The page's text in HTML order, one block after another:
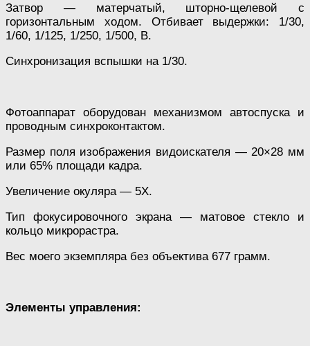
Затвор — матерчатый, шторно-щелевой с
горизонтальным ходом. Отбивает выдержки: 1/30,
1/60, 1/125, 1/250, 1/500, В.
Синхронизация вспышки на 1/30.
Фотоаппарат оборудован механизмом автоспуска и
проводным синхроконтактом.
Размер поля изображения видоискателя — 20×28 мм
или 65% площади кадра.
Увеличение окуляра — 5Х.
Тип фокусировочного экрана — матовое стекло и
кольцо микрорастра.
Вес моего экземпляра без объектива 677 грамм.
Элементы управления: